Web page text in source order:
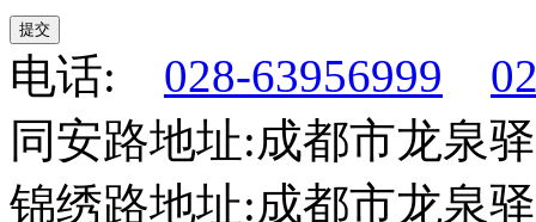
电话: 028-63956999
同安路地址:成都市龙泉
锦绣路地址:成都市龙泉